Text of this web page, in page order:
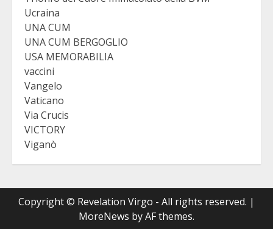
Ucraina
UNA CUM
UNA CUM BERGOGLIO
USA MEMORABILIA
vaccini
Vangelo
Vaticano
Via Crucis
VICTORY
Viganò
Copyright © Revelation Virgo - All rights reserved. |
MoreNews by AF themes.